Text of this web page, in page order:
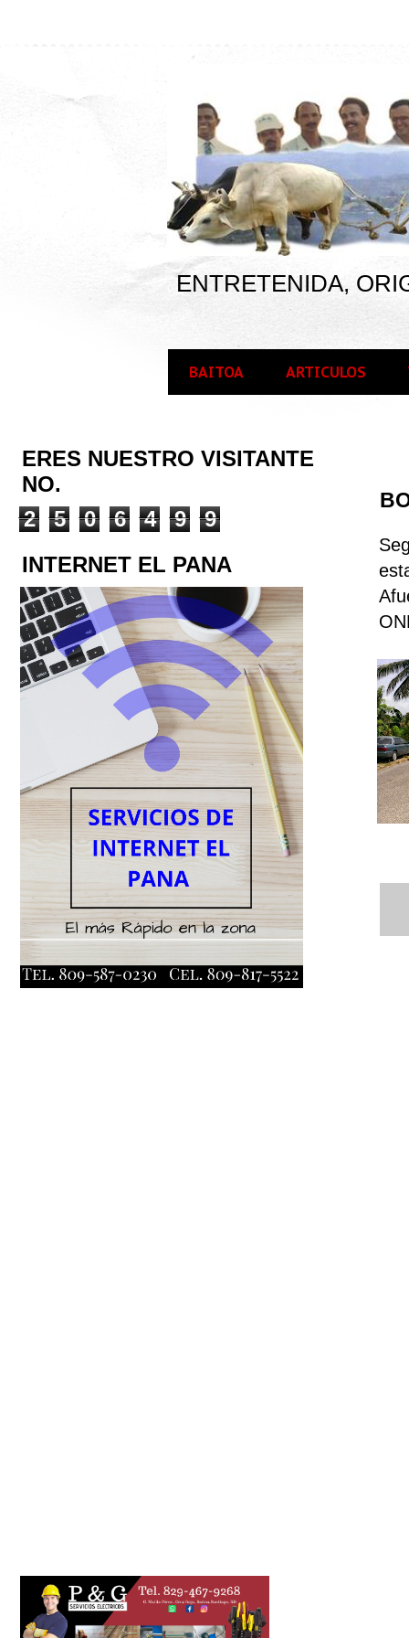
ENTRETENIDA,
BAITOA ARTICULOS
ERES NUESTRO VISITANTE
NO.
2
5 0 6 4 9
9
INTERNET EL PANA